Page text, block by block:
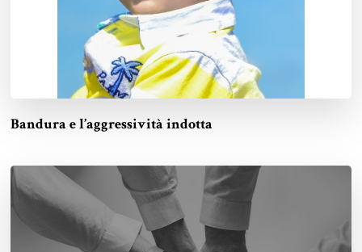
Bandura e l’aggressività indotta